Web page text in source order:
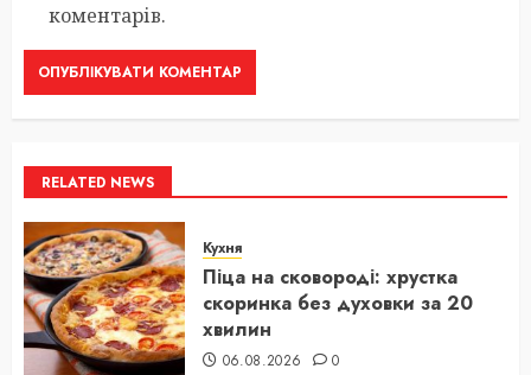
коментарів.
RELATED NEWS
Кухня
Піца на сковороді: хрустка
скоринка без духовки за 20
хвилин
06.08.2026 0